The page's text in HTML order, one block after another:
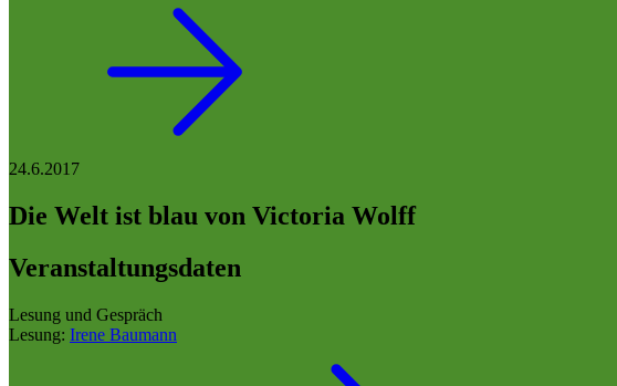
24.6.2017
Die Welt ist blau von Victoria Wolff
Veranstaltungsdaten
Lesung und Gespräch
Lesung: Irene Baumann